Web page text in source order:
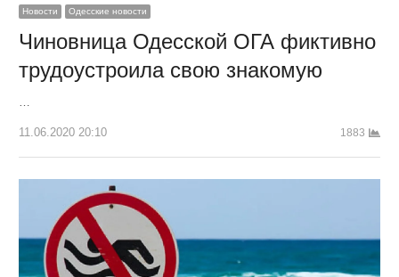
Новости Одесские новости
Чиновница Одесской ОГА фиктивно
трудоустроила свою знакомую
11.06.2020 20:10 1883